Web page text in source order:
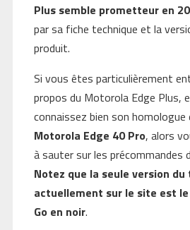
Plus semble prometteur en
par sa fiche technique et la
produit.
Si vous êtes particulièrement
propos du Motorola Edge Plus,
connaissez bien son homologue
Motorola Edge 40 Pro, alors
à sauter sur les précommandes
Notez que la seule version du
actuellement sur le site est
Go en noir.